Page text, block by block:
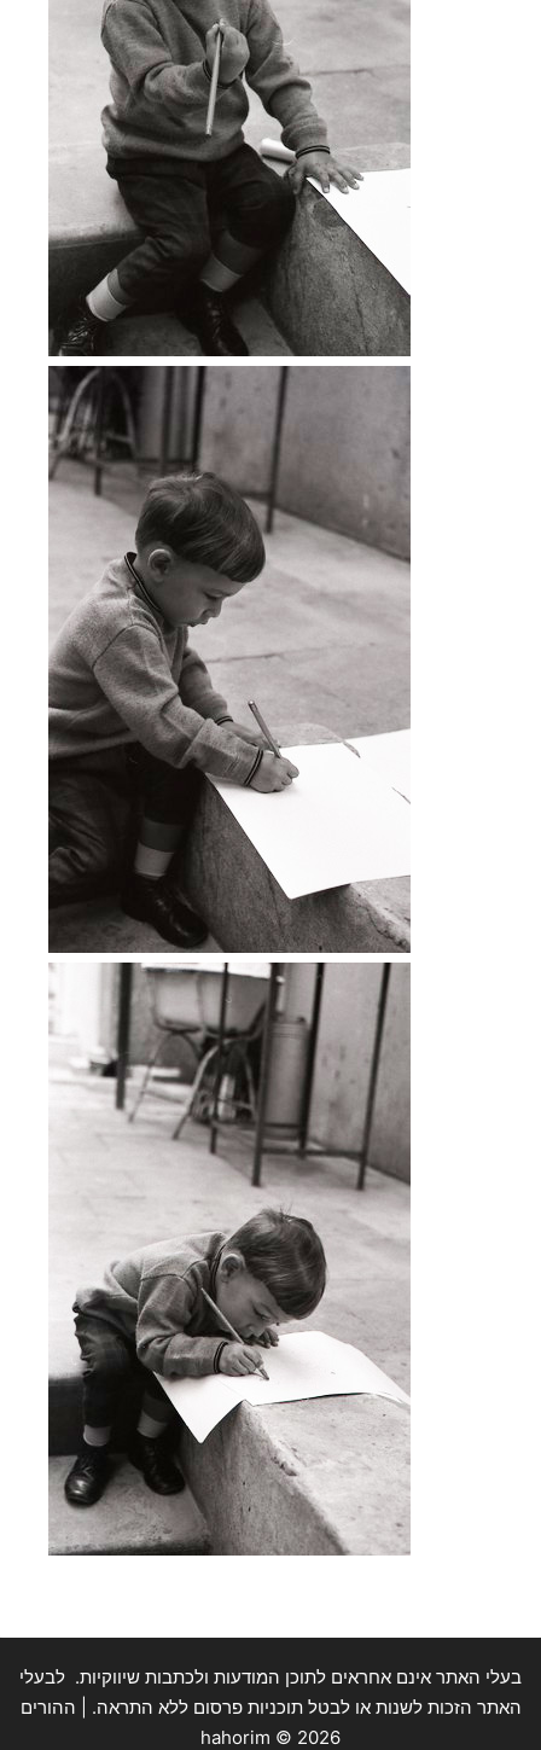
בעלי האתר אינם אחראים לתוכן המודעות ולכתבות שיווקיות. לבעלי
האתר הזכות לשנות או לבטל תוכניות פרסום ללא התראה. | ההורים
hahorim © 2026